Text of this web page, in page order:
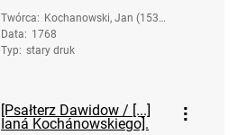
Twórca: Kochanowski, Jan (1530-
1584)
Data: 1768
Typ: stary druk
[Psałterz Dawidow / [...]
Ianá Kochánowskiego].